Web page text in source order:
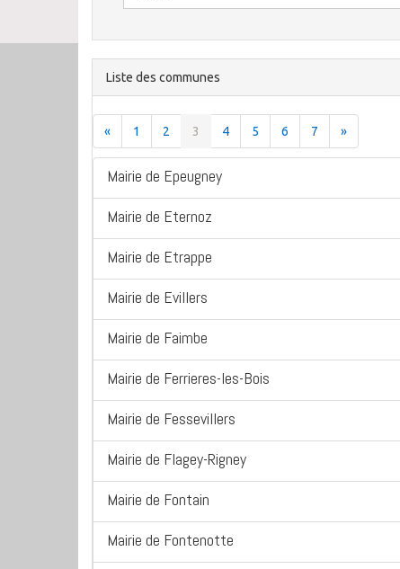
Liste des communes
« 1 2 3 4 5 6 7 »
Mairie de Epeugney
Mairie de Eternoz
Mairie de Etrappe
Mairie de Evillers
Mairie de Faimbe
Mairie de Ferrieres-les-Bois
Mairie de Fessevillers
Mairie de Flagey-Rigney
Mairie de Fontain
Mairie de Fontenotte